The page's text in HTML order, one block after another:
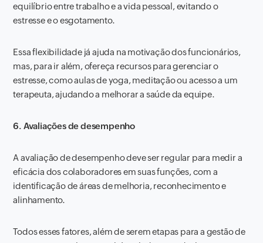
equilíbrio entre trabalho e a vida pessoal, evitando o
estresse e o esgotamento.
Essa flexibilidade já ajuda na motivação dos funcionários,
mas, para ir além, ofereça recursos para gerenciar o
estresse, como aulas de yoga, meditação ou acesso a um
terapeuta, ajudando a melhorar a saúde da equipe.
6. Avaliações de desempenho
A avaliação de desempenho deve ser regular para medir a
eficácia dos colaboradores em suas funções, com a
identificação de áreas de melhoria, reconhecimento e
alinhamento.
Todos esses fatores, além de serem etapas para a gestão de